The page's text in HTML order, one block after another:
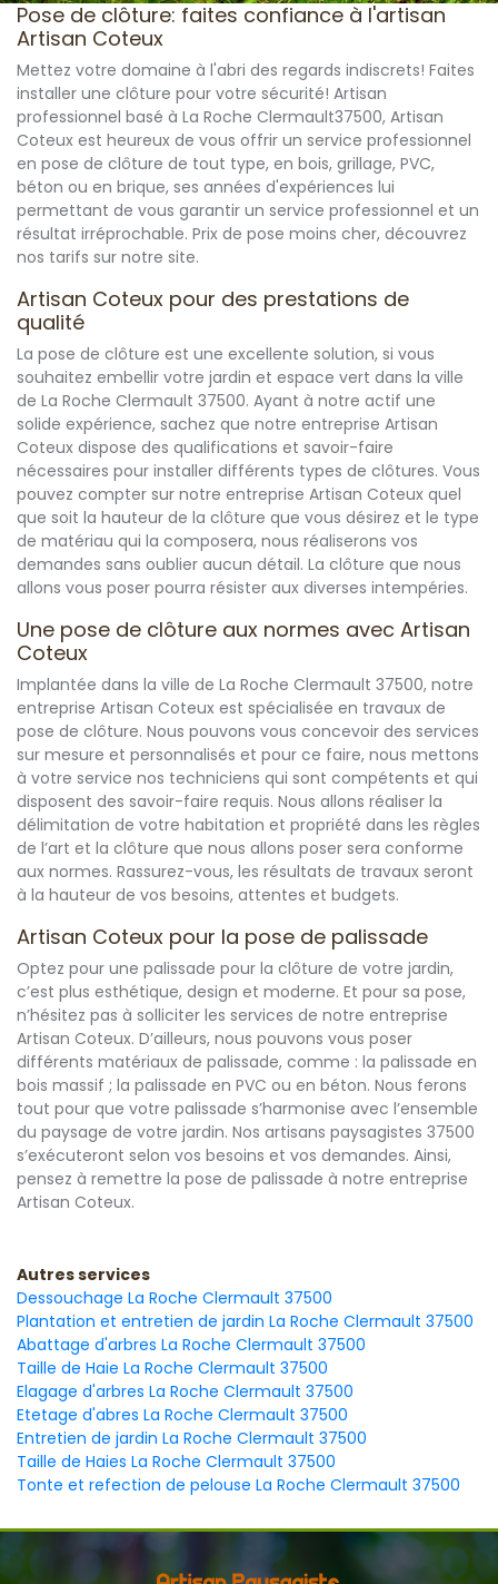
Pose de clôture: faites confiance à l'artisan
Artisan Coteux
Mettez votre domaine à l'abri des regards indiscrets! Faites
installer une clôture pour votre sécurité! Artisan
professionnel basé à La Roche Clermault37500, Artisan
Coteux est heureux de vous offrir un service professionnel
en pose de clôture de tout type, en bois, grillage, PVC,
béton ou en brique, ses années d'expériences lui
permettant de vous garantir un service professionnel et un
résultat irréprochable. Prix de pose moins cher, découvrez
nos tarifs sur notre site.
Artisan Coteux pour des prestations de
qualité
La pose de clôture est une excellente solution, si vous
souhaitez embellir votre jardin et espace vert dans la ville
de La Roche Clermault 37500. Ayant à notre actif une
solide expérience, sachez que notre entreprise Artisan
Coteux dispose des qualifications et savoir-faire
nécessaires pour installer différents types de clôtures. Vous
pouvez compter sur notre entreprise Artisan Coteux quel
que soit la hauteur de la clôture que vous désirez et le type
de matériau qui la composera, nous réaliserons vos
demandes sans oublier aucun détail. La clôture que nous
allons vous poser pourra résister aux diverses intempéries.
Une pose de clôture aux normes avec Artisan
Coteux
Implantée dans la ville de La Roche Clermault 37500, notre
entreprise Artisan Coteux est spécialisée en travaux de
pose de clôture. Nous pouvons vous concevoir des services
sur mesure et personnalisés et pour ce faire, nous mettons
à votre service nos techniciens qui sont compétents et qui
disposent des savoir-faire requis. Nous allons réaliser la
délimitation de votre habitation et propriété dans les règles
de l’art et la clôture que nous allons poser sera conforme
aux normes. Rassurez-vous, les résultats de travaux seront
à la hauteur de vos besoins, attentes et budgets.
Artisan Coteux pour la pose de palissade
Optez pour une palissade pour la clôture de votre jardin,
c’est plus esthétique, design et moderne. Et pour sa pose,
n’hésitez pas à solliciter les services de notre entreprise
Artisan Coteux. D’ailleurs, nous pouvons vous poser
différents matériaux de palissade, comme : la palissade en
bois massif ; la palissade en PVC ou en béton. Nous ferons
tout pour que votre palissade s’harmonise avec l’ensemble
du paysage de votre jardin. Nos artisans paysagistes 37500
s’exécuteront selon vos besoins et vos demandes. Ainsi,
pensez à remettre la pose de palissade à notre entreprise
Artisan Coteux.
Autres services
Dessouchage La Roche Clermault 37500
Plantation et entretien de jardin La Roche Clermault 37500
Abattage d'arbres La Roche Clermault 37500
Taille de Haie La Roche Clermault 37500
Elagage d'arbres La Roche Clermault 37500
Etetage d'abres La Roche Clermault 37500
Entretien de jardin La Roche Clermault 37500
Taille de Haies La Roche Clermault 37500
Tonte et refection de pelouse La Roche Clermault 37500